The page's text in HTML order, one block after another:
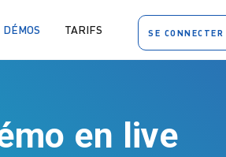
DÉMOS TARIFS SE CONNECTER
en live